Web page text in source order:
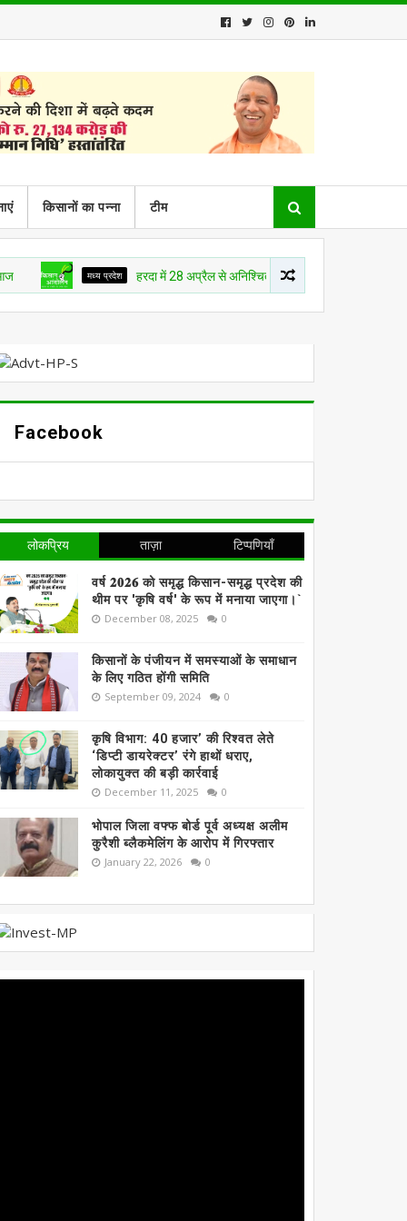
किसानों का पन्ना टीम
मध्य प्रदेश हरदा में 28 अप्रैल से अनिश्चित कालीन किसान क्रांति आंदोलन
Facebook
लोकप्रिय ताज़ा टिप्पणियाँ
वर्ष 𝟐𝟎𝟐𝟔 को समृद्ध किसान-समृद्ध प्रदेश की
थीम पर 'कृषि वर्ष' के रूप में मनाया जाएगा।`
December 08, 2025 0
किसानों के पंजीयन में समस्याओं के समाधान
के लिए गठित होंगी समिति
September 09, 2024 0
कृषि विभाग: 40 हजार’ की रिश्वत लेते
‘डिप्टी डायरेक्टर’ रंगे हाथों धराए,
लोकायुक्त की बड़ी कार्रवाई
December 11, 2025 0
भोपाल जिला वफ्फ बोर्ड पूर्व अध्यक्ष अलीम
कुरैशी ब्लैकमेलिंग के आरोप में गिरफ्तार
January 22, 2026 0